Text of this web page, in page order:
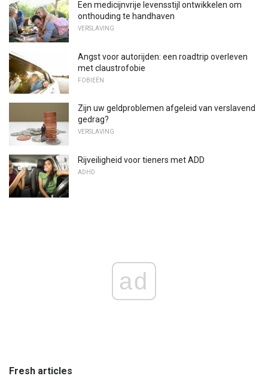
Een medicijnvrije levensstijl ontwikkelen om
onthouding te handhaven
VERSLAVING
Angst voor autorijden: een roadtrip overleven
met claustrofobie
FOBIEËN
Zijn uw geldproblemen afgeleid van verslavend
gedrag?
VERSLAVING
Rijveiligheid voor tieners met ADD
ADHD
ad
Fresh articles